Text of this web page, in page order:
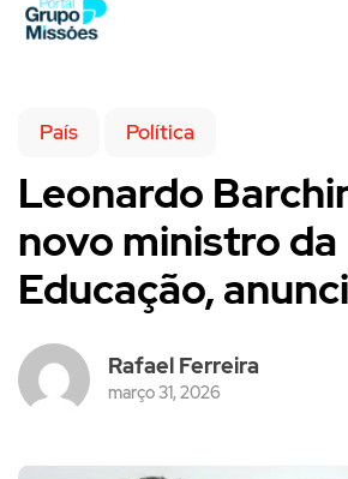
País Política
Leonardo
novo ministro da
Educação,
Rafael Ferreira
março 31, 2026